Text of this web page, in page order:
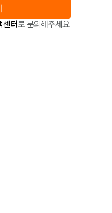
센터로 문의해주세요.